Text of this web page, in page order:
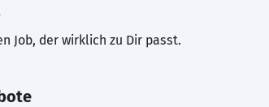
Job, der wirklich zu Dir passt.